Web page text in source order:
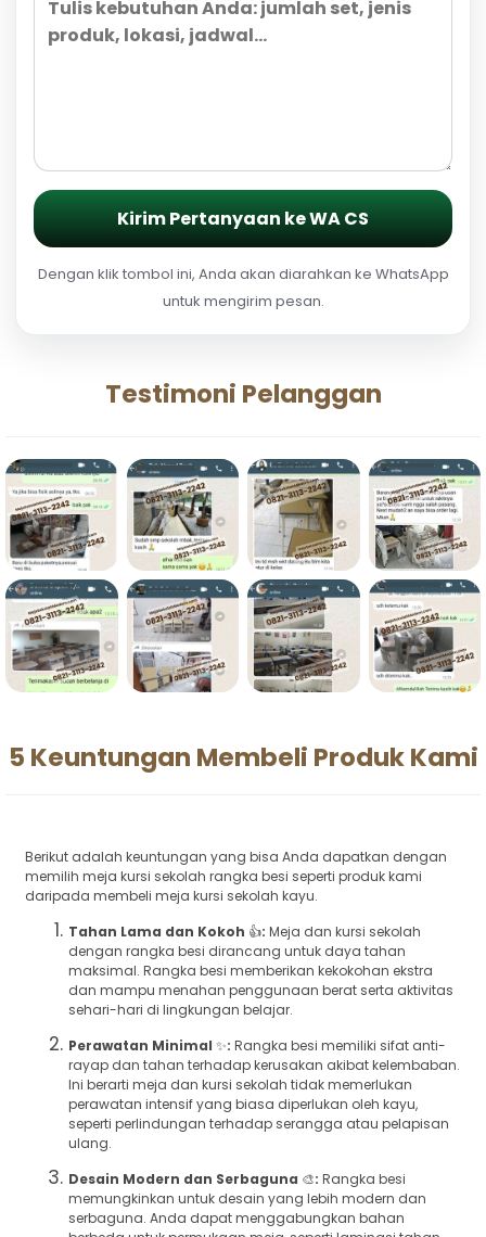
Kirim Pertanyaan ke WA CS
Dengan klik tombol ini, Anda akan diarahkan ke WhatsApp
untuk mengirim pesan.
Testimoni Pelanggan
5 Keuntungan Membeli Produk Kami
Berikut adalah keuntungan yang bisa Anda dapatkan dengan
memilih meja kursi sekolah rangka besi seperti produk kami
daripada membeli meja kursi sekolah kayu.
Tahan Lama dan Kokoh 👍: Meja dan kursi sekolah
dengan rangka besi dirancang untuk daya tahan
maksimal. Rangka besi memberikan kekokohan ekstra
dan mampu menahan penggunaan berat serta aktivitas
sehari-hari di lingkungan belajar.
Perawatan Minimal ✨: Rangka besi memiliki sifat anti-
rayap dan tahan terhadap kerusakan akibat kelembaban.
Ini berarti meja dan kursi sekolah tidak memerlukan
perawatan intensif yang biasa diperlukan oleh kayu,
seperti perlindungan terhadap serangga atau pelapisan
ulang.
Desain Modern dan Serbaguna 🎨: Rangka besi
memungkinkan untuk desain yang lebih modern dan
serbaguna. Anda dapat menggabungkan bahan